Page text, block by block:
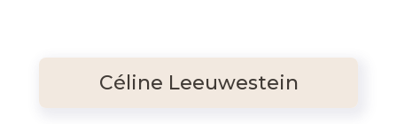
Céline Leeuwestein